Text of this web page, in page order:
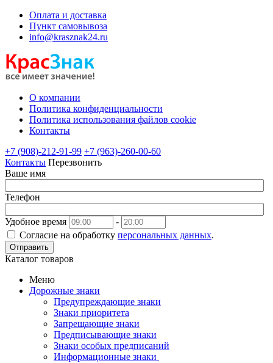
Оплата и доставка
Пункт самовывоза
info@krasznak24.ru
О компании
Политика конфиденциальности
Политика использования файлов cookie
Контакты
+7 (908)-212-91-99 +7 (963)-260-00-60
Контакты Перезвонить
Ваше имя
Телефон
Удобное время
-
Согласие на обработку персональных данных.
Отправить
Каталог товаров
Меню
Дорожные знаки
Предупреждающие знаки
Знаки приоритета
Запрещающие знаки
Предписывающие знаки
Знаки особых предписаний
Информационные знаки